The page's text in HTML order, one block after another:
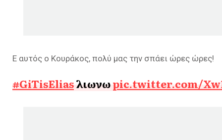
Ε αυτός ο Κουράκος, πολύ μας την σπάει ώρες ώρες!
#GiTisEliasλιωνωpic.twitter.com/